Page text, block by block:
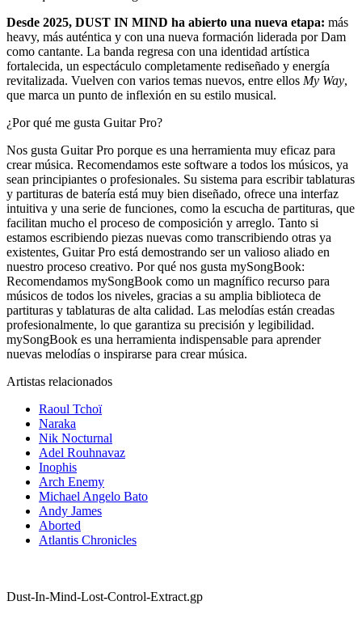
Desde 2025, DUST IN MIND ha abierto una nueva etapa: más
heavy, más auténtica y con una nueva formación liderada por Dam
como cantante. La banda regresa con una identidad artística
fortalecida, un espectáculo completamente rediseñado y energía
revitalizada. Vuelven con varios temas nuevos, entre ellos My Way,
que marca un punto de inflexión en su estilo musical.
¿Por qué me gusta Guitar Pro?
Nos gusta Guitar Pro porque es una herramienta muy eficaz para
crear música. Recomendamos este software a todos los músicos, ya
sean principiantes o profesionales. Su sistema para escribir tablaturas
y partituras de batería está muy bien diseñado, ofrece una interfaz
intuitiva y una serie de funciones, como la escucha de partituras, que
facilitan mucho el proceso de composición y arreglo. Tanto si
estamos escribiendo piezas nuevas como transcribiendo otras ya
existentes, Guitar Pro está demostrando ser un valioso aliado en
nuestro proceso creativo. Por qué nos gusta mySongBook:
Recomendamos mySongBook como un magnífico recurso para
músicos de todos los niveles, gracias a su amplia biblioteca de
partituras y tablaturas de alta calidad. Las melodías están creadas
profesionalmente, lo que garantiza su precisión y legibilidad.
mySongBook es una herramienta indispensable para aprender
nuevas melodías o inspirarse para crear música.
Artistas relacionados
Raoul Tchoï
Naraka
Nik Nocturnal
Adel Rouhnavaz
Inophis
Arch Enemy
Michael Angelo Bato
Andy James
Aborted
Atlantis Chronicles
Dust-In-Mind-Lost-Control-Extract.gp